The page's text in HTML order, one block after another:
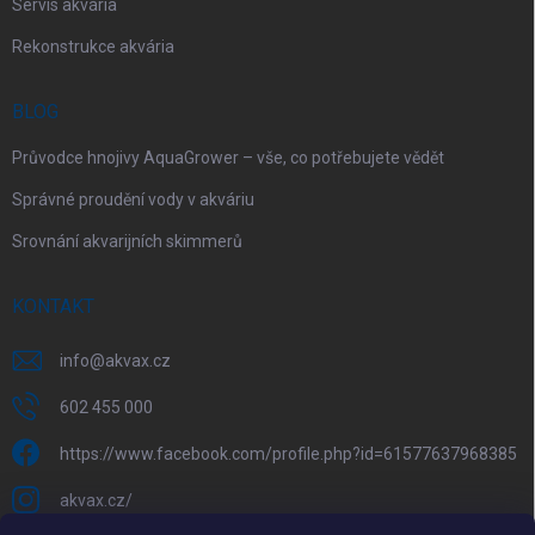
Servis akvária
Rekonstrukce akvária
BLOG
Průvodce hnojivy AquaGrower – vše, co potřebujete vědět
Správné proudění vody v akváriu
Srovnání akvarijních skimmerů
KONTAKT
info@akvax.cz
602 455 000
https://www.facebook.com/profile.php?id=61577637968385
akvax.cz/